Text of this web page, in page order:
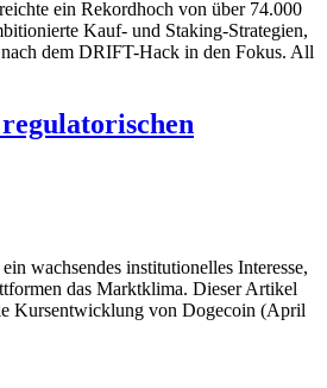
ein Rekordhoch von über 74.000
Kauf- und Staking-Strategien,
dem DRIFT-Hack in den Fokus. All
wachsendes institutionelles Interesse,
das Marktklima. Dieser Artikel
Kursentwicklung von Dogecoin (April